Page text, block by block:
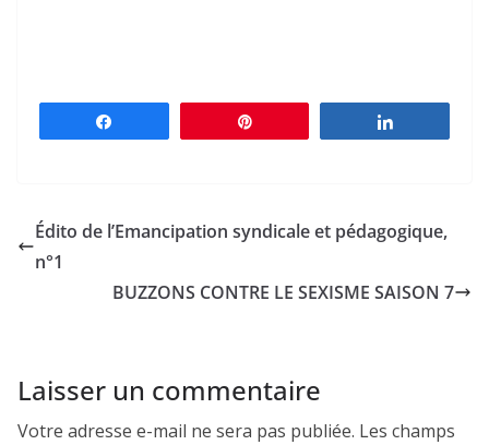
Édito de l’Emancipation syndicale et pédagogique,
n°1
BUZZONS CONTRE LE SEXISME SAISON 7
Laisser un commentaire
Votre adresse e-mail ne sera pas publiée. Les champs